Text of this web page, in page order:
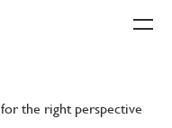
for the right perspective